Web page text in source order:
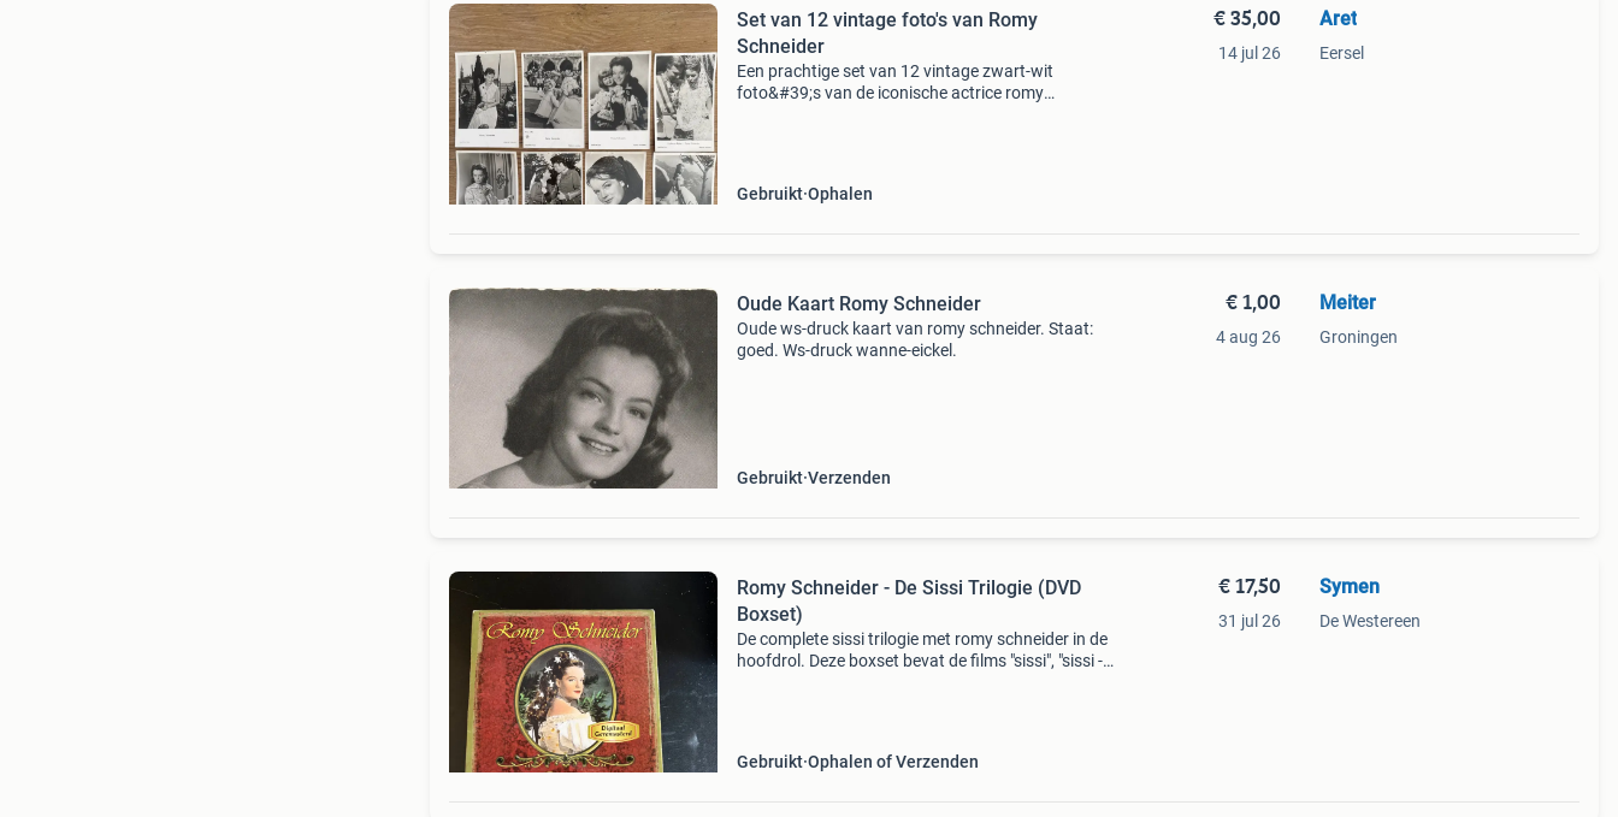
Set van 12 vintage foto's van Romy
Schneider
Een prachtige set van 12 vintage zwart-wit
foto&#39;s van de iconische actrice romy
Gebruikt Ophalen
€ 35,00
14 jul 26
Aret
Eersel
Oude Kaart Romy Schneider
Oude ws-druck kaart van romy schneider. Staat:
goed. Ws-druck wanne-eickel.
Gebruikt Verzenden
€ 1,00
4 aug 26
Meiter
Groningen
Romy Schneider - De Sissi Trilogie (DVD
Boxset)
De complete sissi trilogie met romy schneider in de
hoofdrol. Deze boxset bevat de films "sissi", "sissi -
Gebruikt Ophalen of Verzenden
€ 17,50
31 jul 26
Symen
De Westereen